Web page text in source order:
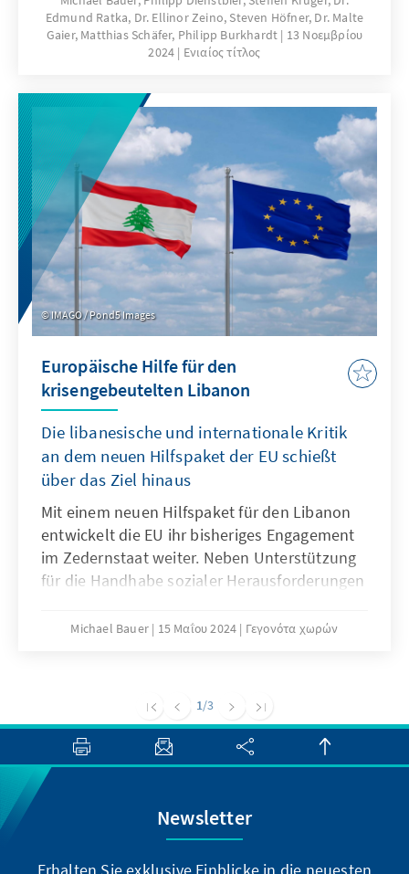
Region.
Edmund Ratka, Dr. Ellinor Zeino, Steven Höfner, Dr. Malte
Gaier, Matthias Schäfer, Philipp Burkhardt
13 Νοεμβρίου
2024
Ενιαίος τίτλος
IMAGO / Pond5 Images
Europäische Hilfe für den
krisengebeutelten Libanon
Die libanesische und internationale Kritik
an dem neuen Hilfspaket der EU schießt
über das Ziel hinaus
Mit einem neuen Hilfspaket für den Libanon
entwickelt die EU ihr bisheriges Engagement
im Zedernstaat weiter. Neben Unterstützung
für die Handhabe sozialer Herausforderungen
verstärkt auch die Bereiche Sicherheit und
dargestellt wurde, stieß das Hilfspaket in der
aufgeheizten innenpolitischen Stimmung des
Libanons auf Ablehnung. Das Land sieht sich
mit der Präsenz von 1,5 Mio. syrischen
Flüchtlingen selbst überfordert. Es kommt
jetzt auf die konkrete Ausgestaltung der
Michael Bauer 15 Μαΐου 2024 Γεγονότα χωρών
1/3
Newsletter